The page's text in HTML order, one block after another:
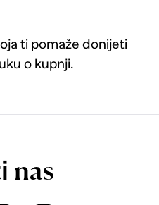
ti pomaže donijeti
o kupnji.
nas